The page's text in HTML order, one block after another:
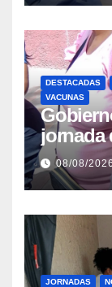
DESTACADAS
VACUNAS
jornada
Guaira
08/08/
JORNADAS